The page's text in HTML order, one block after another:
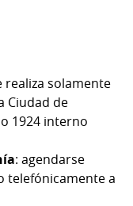
realiza solamente
Ciudad de
1924 interno
: agendarse
telefónicamente a